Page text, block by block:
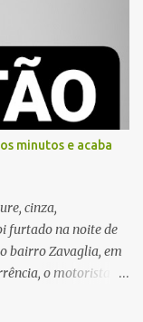
a vítima relatou
com palavras de
Civil que mora
humilhada com a
minutos e acaba
cinza,
furtado na noite de
bairro Zavaglia, em
o motorista